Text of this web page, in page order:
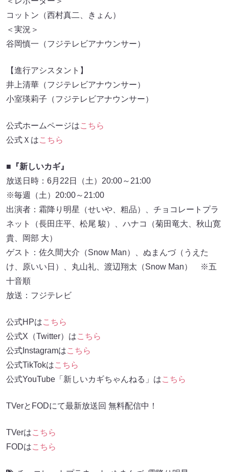
コットン（西村真二、きょん）
＜実況＞
谷岡慎一（フジテレビアナウンサー）
【進行アシスタント】
井上清華（フジテレビアナウンサー）
小室瑛莉子（フジテレビアナウンサー）
公式ホームページはこちら
公式Ｘはこちら
■ 『新しいカギ』
放送日時：6月22日（土）20:00～21:00
※毎週（土）20:00～21:00
出演者：霜降り明星（せいや、粗品）、チョコレートプラ
ネット（長田庄平、松尾 駿）、ハナコ（菊田竜大、秋山寛
貴、岡部 大）
ゲスト：佐久間大介（Snow Man）、ぬまんづ（うえた
け、原いい日）、丸山礼、渡辺翔太（Snow Man） ※五
十音順
放送：フジテレビ
公式HPはこちら
公式X（Twitter）はこちら
公式Instagramはこちら
公式TikTokはこちら
公式YouTube「新しいカギちゃんねる」はこちら
TVerとFODにて最新放送回 無料配信中！
TVerはこちら
FODはこちら